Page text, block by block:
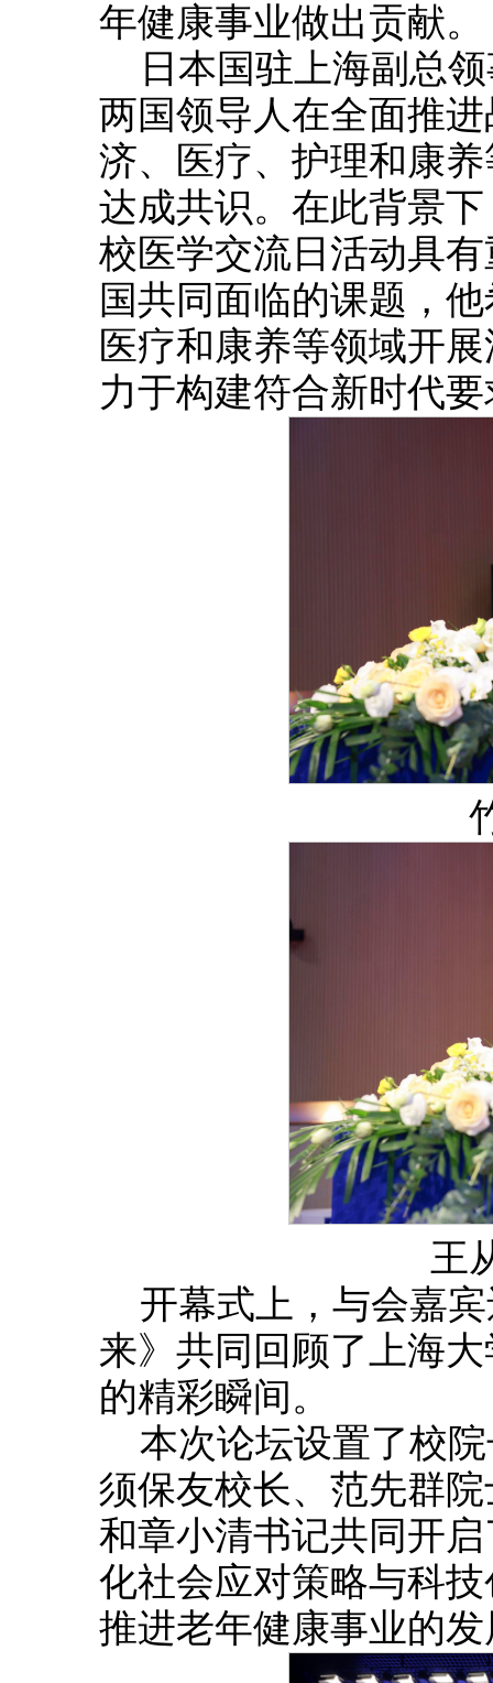
年健康事业做出贡献。
日本国驻上海副总
两国领导人在全面推
济、医疗、护理和康
达成共识。在此背景
校医学交流日活动具
国共同面临的课题，
医疗和康养等领域开
力于构建符合新时代
王
开幕式上，与会嘉
来》共同回顾了上海
的精彩瞬间。
本次论坛设置了校
须保友校长、范先群
和章小清书记共同开
化社会应对策略与科
推进老年健康事业的